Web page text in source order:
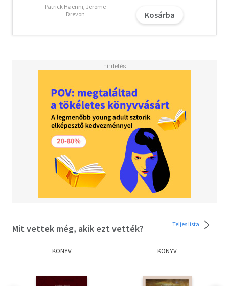
könyvében arra vállalkozik, hogy öt egyszerű, világos
pontba sűrítse a háború alapelveit.
olvasónak szól. Az itt kifejtett alapelvek, legyen szó a
viszonyunkról, célkitűzésünk meghatározásáról vagy
éppen a kommunikáció fontosságáról, bármiféle
konfliktus során jól alkalmazhatóak, és segítségükkel
könnyebben nyerhetjük meg életünk csatáit.
Olvasd el mások véleményét is!
Patrick Haenni, Jerome
Drevon
Kosárba
Mit vettek még, akik ezt vették? Teljes lista
KÖNYV KÖNYV